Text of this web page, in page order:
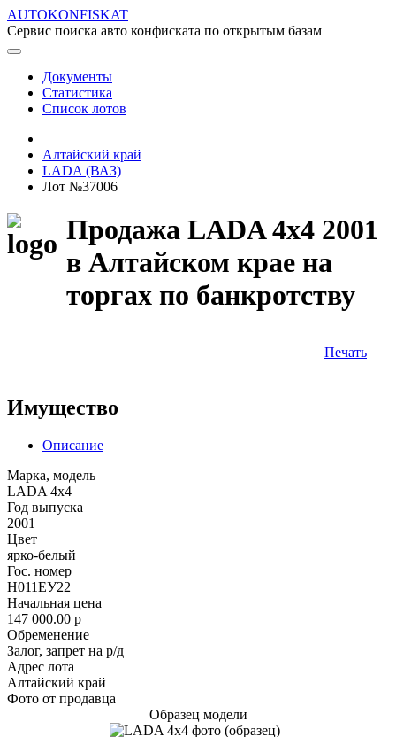
AUTOKONFISKAT
Сервис поиска авто конфиската по открытым базам
Документы
Статистика
Список лотов
Алтайский край
LADA (ВАЗ)
Лот №37006
Продажа LADA 4x4 2001
в Алтайском крае на
торгах по банкротству
Печать
Имущество
Описание
Марка, модель
LADA 4x4
Год выпуска
2001
Цвет
ярко-белый
Гос. номер
Н011ЕУ22
Начальная цена
147 000.00 p
Обременение
Залог, запрет на р/д
Адрес лота
Алтайский край
Фото от продавца
Образец модели